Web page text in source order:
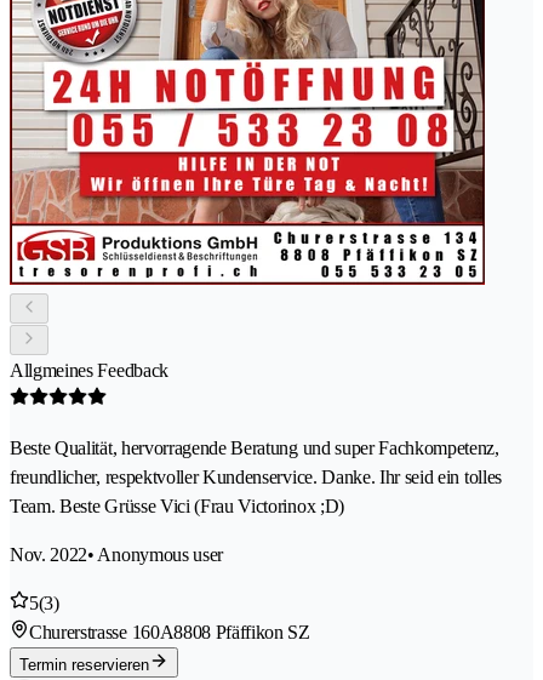
Allgmeines Feedback
Beste Qualität, hervorragende Beratung und super Fachkompetenz,
freundlicher, respektvoller Kundenservice. Danke. Ihr seid ein tolles
Team. Beste Grüsse Vici (Frau Victorinox ;D)
Nov. 2022• Anonymous user
5(3)
Churerstrasse 160A8808 Pfäffikon SZ
Termin reservieren